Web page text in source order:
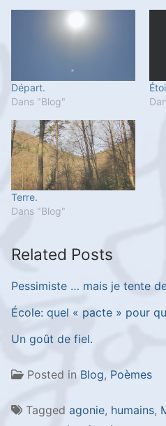
Départ.
Dans "Blog"
Terre.
Dans "Blog"
Related Posts
Pessimiste … mais je tente
École: quel « pacte » pour
Un goût de fiel.
Posted in Blog, Poèmes
Tagged agonie, humains,